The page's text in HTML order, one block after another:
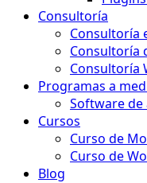
Consultoría
Consultoría
Consultoría
Consultoría
Programas a
Software
Cursos
Curso de
Curso de
Blog